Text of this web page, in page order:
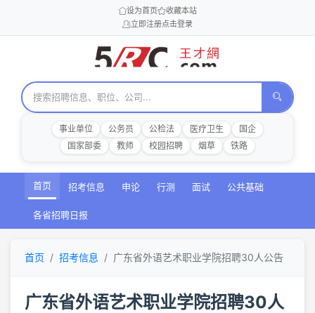
设为首页
收藏本站
立即注册点击登录
事业单位 公务员 公检法 医疗卫生
国企
国家部委
教师 校园招聘 烟草 铁路
首页 招考信息 申论 行测 面试 公共基础
各省招聘日报
首页 招考信息 广东省外语艺术职业学院招聘30人公告
广东省外语艺术职业学院招聘30人